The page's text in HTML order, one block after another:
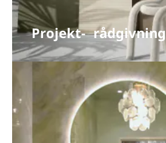
Projekt- rådgivning